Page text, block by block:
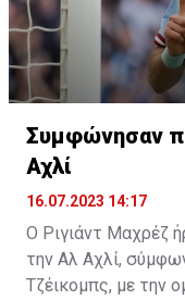
Συμφώνησαν
Αχλί
16.07.2023 14:17
Ο Ριγιάντ Μαχρέζ
την Αλ Αχλί,
Τζέικομπς, με την